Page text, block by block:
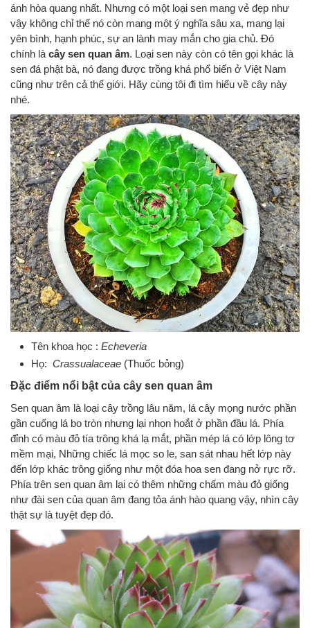
ánh hòa quang nhất. Nhưng có một loại sen mang vẻ đẹp như
vậy không chỉ thế nó còn mang một ý nghĩa sâu xa, mang lại
yên bình, hạnh phúc, sự an lành may mắn cho gia chủ. Đó
chính là cây sen quan âm. Loại sen này còn có tên gọi khác là
sen đá phật bà, nó đang được trồng khá phổ biến ở Việt Nam
cũng như trên cả thế giới. Hãy cùng tôi đi tìm hiểu về cây này
nhé.
Tên khoa học : Echeveria
Họ: Crassualaceae (Thuốc bỏng)
Đặc điểm nổi bật của cây sen quan âm
Sen quan âm là loại cây trồng lâu năm, lá cây mọng nước phần
gần cuống lá bo tròn nhưng lại nhọn hoắt ở phần đầu lá. Phía
đỉnh có màu đỏ tía trông khá lạ mắt, phần mép lá có lớp lông tơ
mềm mại, Những chiếc lá mọc so le, san sát nhau hết lớp này
đến lớp khác trông giống như một đóa hoa sen đang nở rực rỡ.
Phía trên sen quan âm lại có thêm những chấm màu đỏ giống
như đài sen của quan âm đang tỏa ánh hào quang vậy, nhìn cây
thật sự là tuyệt đẹp đó.